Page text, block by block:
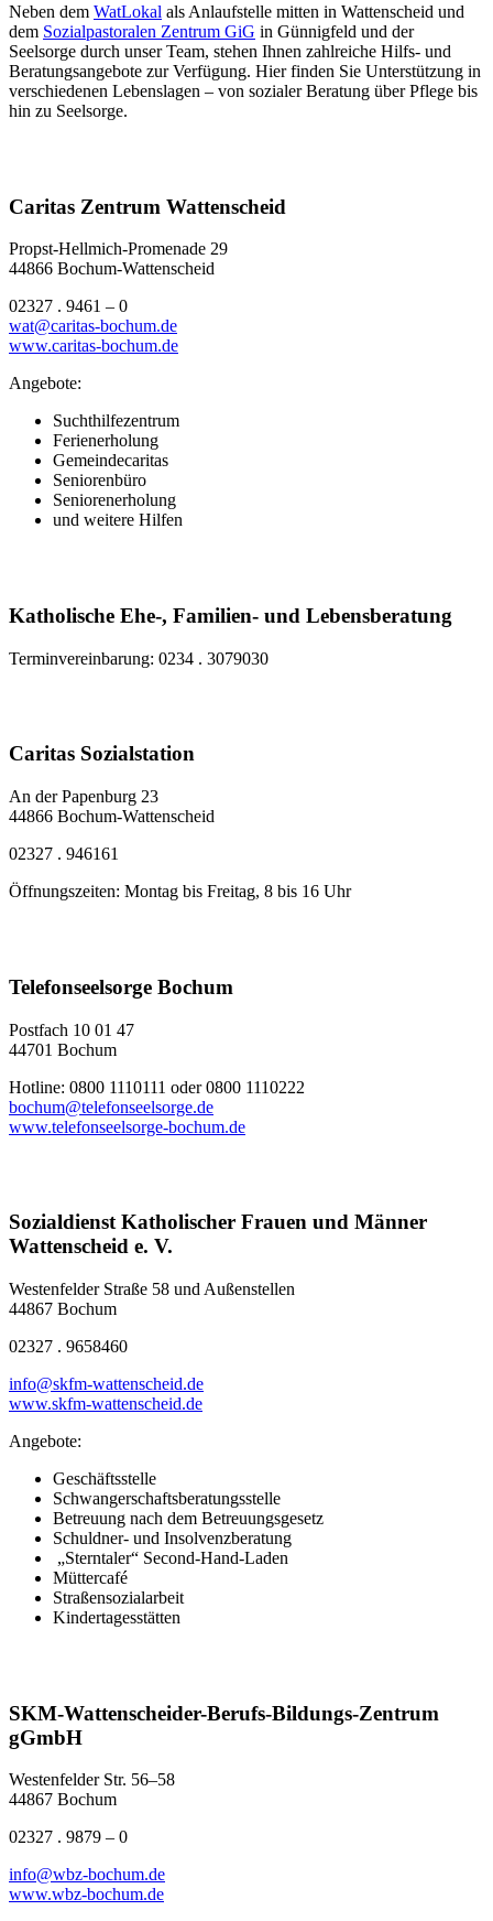
Neben dem WatLokal als Anlaufstelle mitten in Wattenscheid und
dem Sozialpastoralen Zentrum GiG in Günnigfeld und der
Seelsorge durch unser Team, stehen Ihnen zahlreiche Hilfs- und
Beratungsangebote zur Verfügung. Hier finden Sie Unterstützung in
verschiedenen Lebenslagen – von sozialer Beratung über Pflege bis
hin zu Seelsorge.
Caritas Zentrum Wattenscheid
Propst-Hellmich-Promenade 29
44866 Bochum-Wattenscheid
02327 . 9461 – 0
wat@caritas-bochum.de
www.caritas-bochum.de
Angebote:
Suchthilfezentrum
Ferienerholung
Gemeindecaritas
Seniorenbüro
Seniorenerholung
und weitere Hilfen
Katholische Ehe-, Familien- und Lebensberatung
Terminvereinbarung: 0234 . 3079030
Caritas Sozialstation
An der Papenburg 23
44866 Bochum-Wattenscheid
02327 . 946161
Öffnungszeiten: Montag bis Freitag, 8 bis 16 Uhr
Telefonseelsorge Bochum
Postfach 10 01 47
44701 Bochum
Hotline: 0800 1110111 oder 0800 1110222
bochum@telefonseelsorge.de
www.telefonseelsorge-bochum.de
Sozialdienst Katholischer Frauen und Männer
Wattenscheid e. V.
Westenfelder Straße 58 und Außenstellen
44867 Bochum
02327 . 9658460
info@skfm-wattenscheid.de
www.skfm-wattenscheid.de
Angebote:
Geschäftsstelle
Schwangerschaftsberatungsstelle
Betreuung nach dem Betreuungsgesetz
Schuldner- und Insolvenzberatung
„Sterntaler“ Second-Hand-Laden
Müttercafé
Straßensozialarbeit
Kindertagesstätten
SKM-Wattenscheider-Berufs-Bildungs-Zentrum
gGmbH
Westenfelder Str. 56–58
44867 Bochum
02327 . 9879 – 0
info@wbz-bochum.de
www.wbz-bochum.de